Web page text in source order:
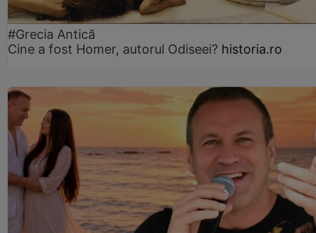
#Grecia Antică
Cine a fost Homer, autorul Odiseei? historia.ro